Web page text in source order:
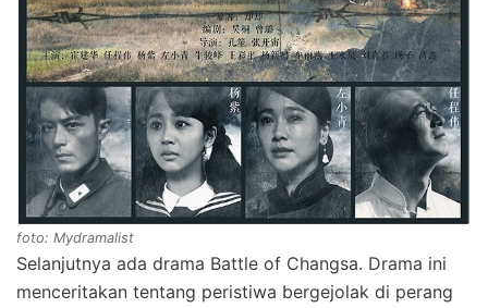
foto: Mydramalist
Selanjutnya ada drama Battle of Changsa. Drama ini
menceritakan tentang peristiwa bergejolak di perang